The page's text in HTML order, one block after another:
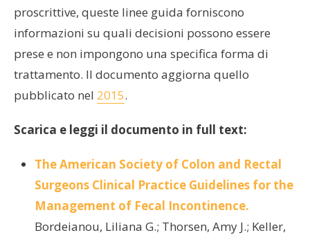
proscrittive, queste linee guida forniscono
informazioni su quali decisioni possono essere
prese e non impongono una specifica forma di
trattamento. Il documento aggiorna quello
pubblicato nel 2015.
Scarica e leggi il documento in full text:
The American Society of Colon and Rectal
Surgeons Clinical Practice Guidelines for the
Management of Fecal Incontinence.
Bordeianou, Liliana G.; Thorsen, Amy J.; Keller,